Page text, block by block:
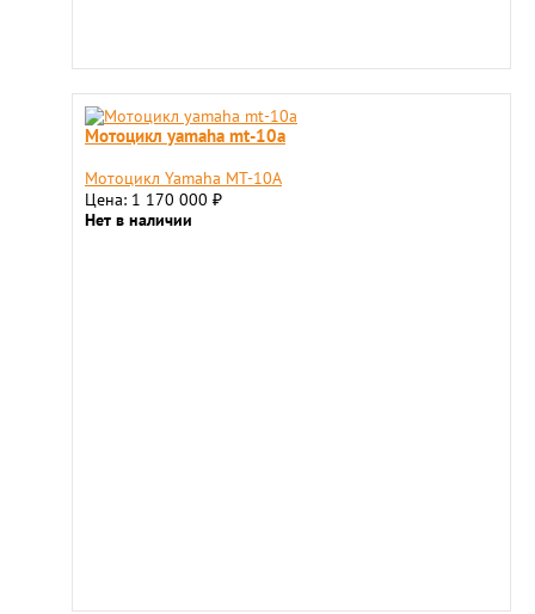
Мотоцикл yamaha mt-10a
Мотоцикл Yamaha MT-10A
Цена: 1 170 000 ₽
Нет в наличии